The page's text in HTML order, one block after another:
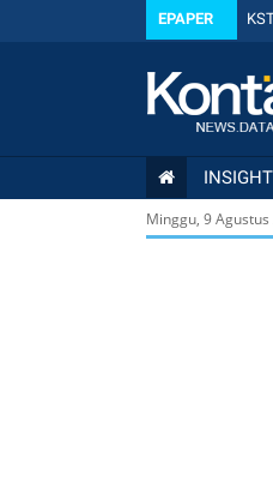
EPAPER
INSIGHT
Minggu, 9